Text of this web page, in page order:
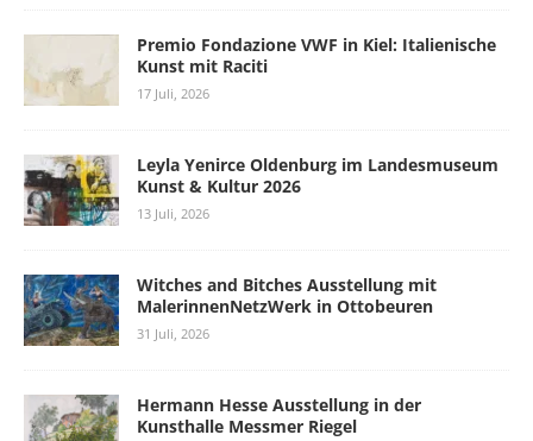
Premio Fondazione VWF in Kiel: Italienische
Kunst mit Raciti
17 Juli, 2026
Leyla Yenirce Oldenburg im Landesmuseum
Kunst & Kultur 2026
13 Juli, 2026
Witches and Bitches Ausstellung mit
MalerinnenNetzWerk in Ottobeuren
31 Juli, 2026
Hermann Hesse Ausstellung in der
Kunsthalle Messmer Riegel